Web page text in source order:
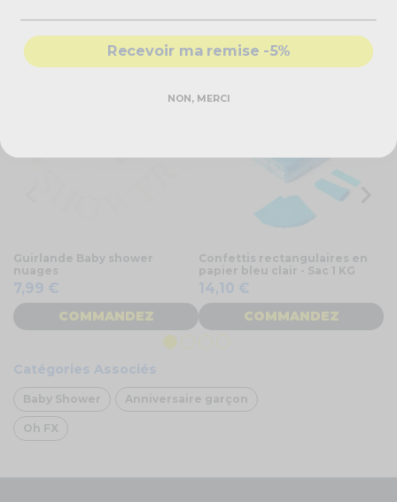
Vous aimerez aussi
Guirlande Baby shower
nuages
7,99 €
COMMANDEZ
Confettis rectangulaires en
papier bleu clair - Sac 1 KG
14,10 €
COMMANDEZ
Catégories Associés
Baby Shower Anniversaire garçon
Oh FX
Recevoir ma remise -5%
NON, MERCI